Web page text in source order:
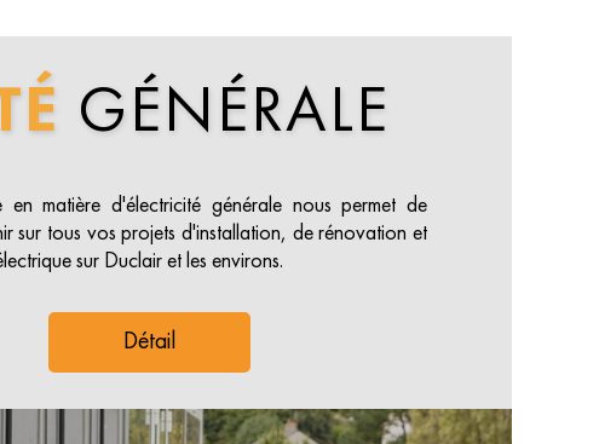
GÉNÉRALE
en matière d'électricité générale nous permet de
sur tous vos projets d'installation, de rénovation et
sur Duclair et les environs.
Détail